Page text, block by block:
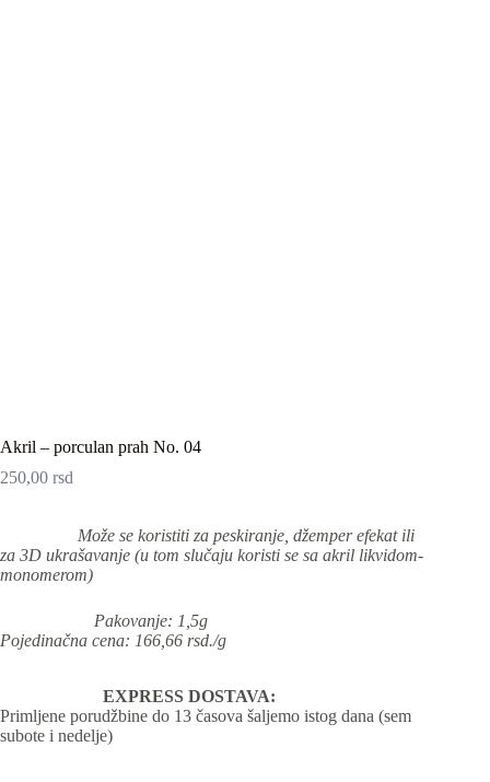
Akril – porculan prah No. 04
250,00 rsd
Može se koristiti za peskiranje, džemper efekat ili
za 3D ukrašavanje (u tom slučaju koristi se sa akril likvidom-
monomerom)
Pakovanje: 1,5g
Pojedinačna cena: 166,66 rsd./g
EXPRESS DOSTAVA:
Primljene porudžbine do 13 časova šaljemo istog dana (sem
subote i nedelje)